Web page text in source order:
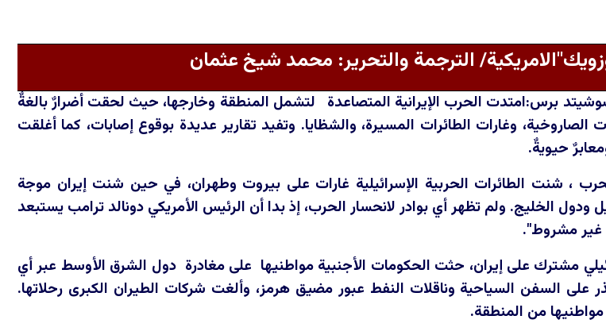
الترجمة والتحرير: محمد شيخ عثمان
برس:امتدت الحرب الإيرانية المتصاعدة لتشمل المنطقة وخارجها، حيث لحقت أضرارٌ بالغةٌ
وغارات الطائرات المسيرة، والشظايا. وتفيد تقارير عديدة بوقوع إصابات، كما أغلقت
حيويةٌ.
، شنت الطائرات الحربية الإسرائيلية غارات على بيروت وطهران، في حين شنت إيران موجة
ودول الخليج. ولم تظهر أي بوادر لانحسار الحرب، إذ بدا أن الرئيس الأمريكي دونالد ترامب يستبعد
غير مشروط".
مشترك على إيران، حثت الحكومات الأجنبية مواطنيها على مغادرة دول الشرق الأوسط عبر أي
على السفن السياحية وناقلات النفط عبور مضيق هرمز، وألغت شركات الطيران الكبرى رحلاتها.
من المنطقة.